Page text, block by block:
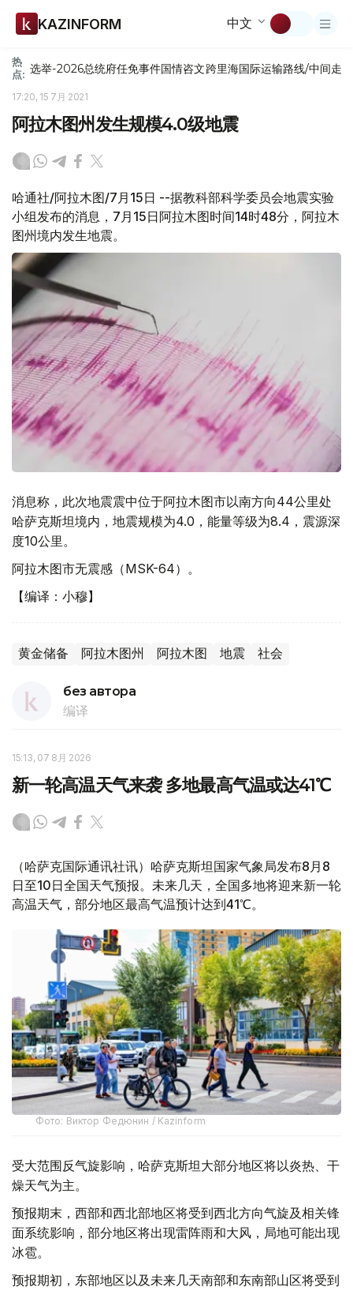
KAZINFORM 中文
热
点: 选举-2026总统府任免事件国情咨文跨里海国际运输路线/中间走廊
17:20, 15 7月 2021
阿拉木图州发生规模4.0级地震
哈通社/阿拉木图/7月15日 --据教科部科学委员会地震实验
小组发布的消息，7月15日阿拉木图时间14时48分，阿拉木
图州境内发生地震。
消息称，此次地震震中位于阿拉木图市以南方向44公里处
哈萨克斯坦境内，地震规模为4.0，能量等级为8.4，震源深
度10公里。
阿拉木图市无震感（MSK-64）。
【编译：小穆】
黄金储备 阿拉木图州 阿拉木图 地震 社会
без автора
编译
15:13, 07 8月 2026
新一轮高温天气来袭 多地最高气温或达41℃
（哈萨克国际通讯社讯）哈萨克斯坦国家气象局发布8月8
日至10日全国天气预报。未来几天，全国多地将迎来新一轮
高温天气，部分地区最高气温预计达到41℃。
Фото: Виктор Федюнин / Kazinform
受大范围反气旋影响，哈萨克斯坦大部分地区将以炎热、干
燥天气为主。
预报期末，西部和西北部地区将受到西北方向气旋及相关锋
面系统影响，部分地区将出现雷阵雨和大风，局地可能出现
冰雹。
预报期初，东部地区以及未来几天南部和东南部山区将受到